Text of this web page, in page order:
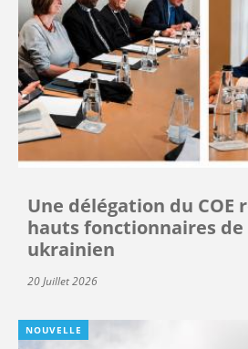
Une délégation du COE
hauts fonctionnaires de
ukrainien
20 Juillet 2026
NOUVELLE